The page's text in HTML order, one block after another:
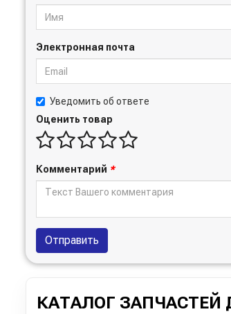
Электронная почта
Уведомить об ответе
Оценить товар
Комментарий *
Отправить
КАТАЛОГ